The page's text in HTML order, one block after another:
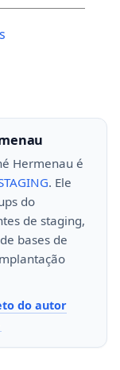
Hermenau é
. Ele
do
de staging,
bases de
do autor